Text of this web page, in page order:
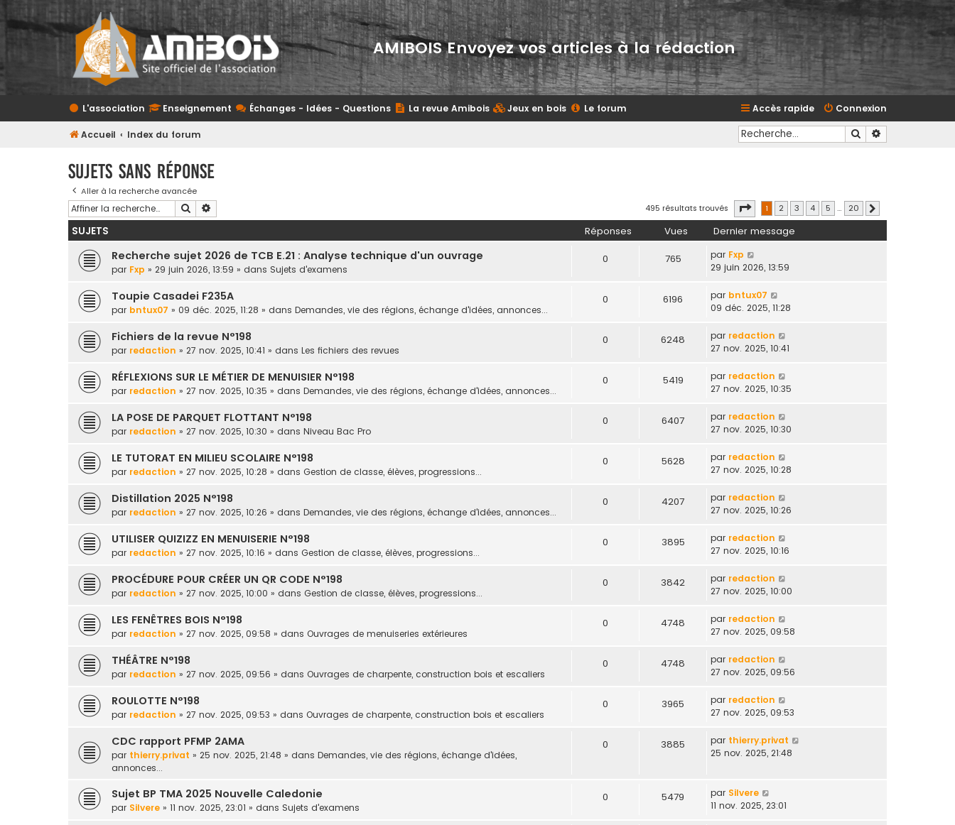
AMIBOIS Envoyez vos articles à la rédaction
L'association Enseignement Échanges - Idées - Questions La revue Amibois Jeux en bois Le forum Connexion
Accès rapide
Accueil Index du forum Rechercher
Sujets sans réponse
Aller à la recherche avancée
Rechercher 495 résultats trouvés Page sur 20
1 2 3 4 5 … 20
SUJETS Réponses Vues Dernier message
Recherche sujet 2026 de TCB E.21 : Analyse technique d'un ouvrage
par Fxp » 29 juin 2026, 13:59 » dans Sujets d'examens
0 765 par Fxp
29 juin 2026, 13:59
Toupie Casadei F235A
par bntux07 » 09 déc. 2025, 11:28 » dans Demandes, vie des régions, échange d'idées, annonces...
0 6196 par bntux07
09 déc. 2025, 11:28
Fichiers de la revue N°198
par redaction » 27 nov. 2025, 10:41 » dans Les fichiers des revues
0 6248 par redaction
27 nov. 2025, 10:41
RÉFLEXIONS SUR LE MÉTIER DE MENUISIER N°198
par redaction » 27 nov. 2025, 10:35 » dans Demandes, vie des régions, échange d'idées, annonces...
0 5419 par redaction
27 nov. 2025, 10:35
LA POSE DE PARQUET FLOTTANT N°198
par redaction » 27 nov. 2025, 10:30 » dans Niveau Bac Pro
0 6407 par redaction
27 nov. 2025, 10:30
LE TUTORAT EN MILIEU SCOLAIRE N°198
par redaction » 27 nov. 2025, 10:28 » dans Gestion de classe, élèves, progressions...
0 5628 par redaction
27 nov. 2025, 10:28
Distillation 2025 N°198
par redaction » 27 nov. 2025, 10:26 » dans Demandes, vie des régions, échange d'idées, annonces...
0 4207 par redaction
27 nov. 2025, 10:26
UTILISER QUIZIZZ EN MENUISERIE N°198
par redaction » 27 nov. 2025, 10:16 » dans Gestion de classe, élèves, progressions...
0 3895 par redaction
27 nov. 2025, 10:16
PROCÉDURE POUR CRÉER UN QR CODE N°198
par redaction » 27 nov. 2025, 10:00 » dans Gestion de classe, élèves, progressions...
0 3842 par redaction
27 nov. 2025, 10:00
LES FENÊTRES BOIS N°198
par redaction » 27 nov. 2025, 09:58 » dans Ouvrages de menuiseries extérieures
0 4748 par redaction
27 nov. 2025, 09:58
THÉÂTRE N°198
par redaction » 27 nov. 2025, 09:56 » dans Ouvrages de charpente, construction bois et escaliers
0 4748 par redaction
27 nov. 2025, 09:56
ROULOTTE N°198
par redaction » 27 nov. 2025, 09:53 » dans Ouvrages de charpente, construction bois et escaliers
0 3965 par redaction
27 nov. 2025, 09:53
CDC rapport PFMP 2AMA
par thierry.privat » 25 nov. 2025, 21:48 » dans Demandes, vie des régions, échange d'idées,
annonces...
0 3885 par thierry.privat
25 nov. 2025, 21:48
Sujet BP TMA 2025 Nouvelle Caledonie
par Silvere » 11 nov. 2025, 23:01 » dans Sujets d'examens
0 5479 par Silvere
11 nov. 2025, 23:01